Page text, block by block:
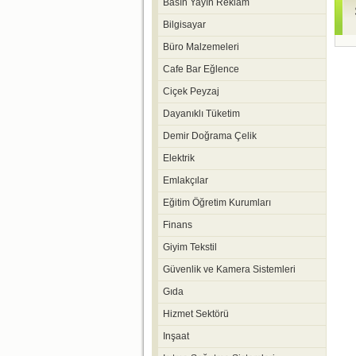
Basın Yayın Reklam
Bilgisayar
Büro Malzemeleri
Cafe Bar Eğlence
Ciçek Peyzaj
Dayanıklı Tüketim
Demir Doğrama Çelik
Elektrik
Emlakçılar
Eğitim Öğretim Kurumları
Finans
Giyim Tekstil
Güvenlik ve Kamera Sistemleri
Gıda
Hizmet Sektörü
Inşaat